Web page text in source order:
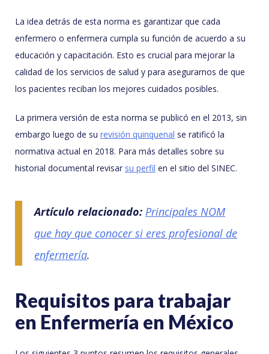
La idea detrás de esta norma es garantizar que cada
enfermero o enfermera cumpla su función de acuerdo a su
educación y capacitación. Esto es crucial para mejorar la
calidad de los servicios de salud y para asegurarnos de que
los pacientes reciban los mejores cuidados posibles.
La primera versión de esta norma se publicó en el 2013, sin
embargo luego de su revisión quinquenal se ratificó la
normativa actual en 2018. Para más detalles sobre su
historial documental revisar su perfil en el sitio del SINEC.
Artículo relacionado: Principales NOM
que hay que conocer si eres profesional de
enfermería.
Requisitos para trabajar
en Enfermería en México